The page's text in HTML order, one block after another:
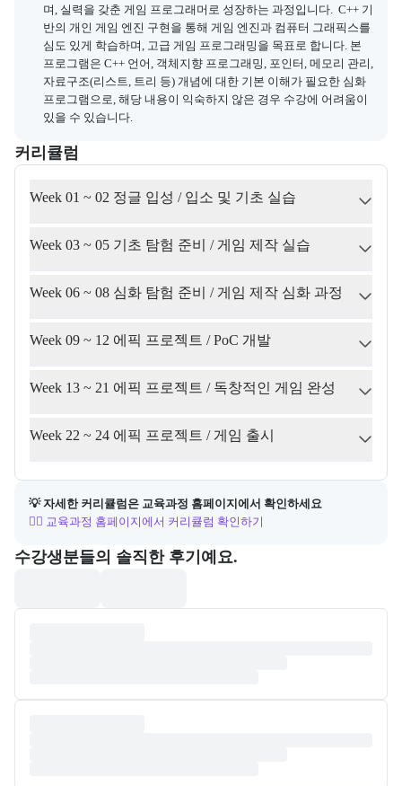
며, 실력을 갖춘 게임 프로그래머로 성장하는 과정입니다.  C++ 기
반의 개인 게임 엔진 구현을 통해 게임 엔진과 컴퓨터 그래픽스를
심도 있게 학습하며, 고급 게임 프로그래밍을 목표로 합니다. 본
프로그램은 C++ 언어, 객체지향 프로그래밍, 포인터, 메모리 관리,
자료구조(리스트, 트리 등) 개념에 대한 기본 이해가 필요한 심화
프로그램으로, 해당 내용이 익숙하지 않은 경우 수강에 어려움이
있을 수 있습니다.
커리큘럼
교육과정의 커리큘럼 정보를 안내한다.
커리큘럼
Week 01 ~ 02 정글 입성 / 입소 및 기초 실습
Week 03 ~ 05 기초 탐험 준비 / 게임 제작 실습
Week 06 ~ 08 심화 탐험 준비 / 게임 제작 심화 과정
Week 09 ~ 12 에픽 프로젝트 / PoC 개발
Week 13 ~ 21 에픽 프로젝트 / 독창적인 게임 완성
Week 22 ~ 24 에픽 프로젝트 / 게임 출시
💡 자세한 커리큘럼은 교육과정 홈페이지에서 확인하세요
👉🏻 교육과정 홈페이지에서 커리큘럼 확인하기
포폴&후기
수강생분들의 솔직한 후기예요.